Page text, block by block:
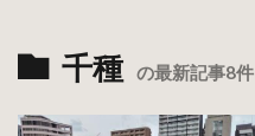
千種 の最新記事8件